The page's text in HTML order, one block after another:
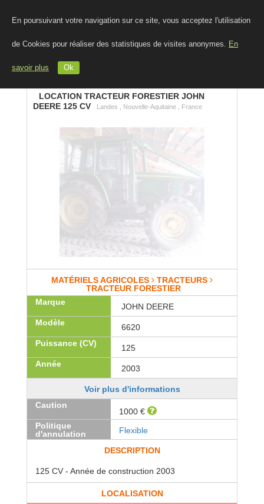
En poursuivant votre navigation sur ce site, vous acceptez l'utilisation
de Cookies pour réaliser des statistiques de visites anonymes. En
savoir plus Ok
LOCATION TRACTEUR FORESTIER JOHN
DEERE 125 CV
Landes , Nouvelle-Aquitaine , France
MATÉRIELS AGRICOLES
TRACTEURS
TRACTEUR FORESTIER
Marque
JOHN DEERE
Modèle
6620
Puissance (CV)
125
Année
2003
Voir plus d'informations
Caution
1000 €
Politique
d'annulation
Flexible
DESCRIPTION
125 CV - Année de construction 2003
LOCALISATION